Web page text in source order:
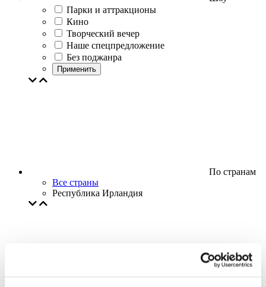
Парки и аттракционы
Кино
Творческий вечер
Наше спецпредложение
Без поджанра
Применить
По странам
Все страны
Республика Ирландия